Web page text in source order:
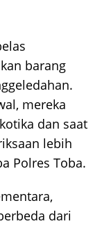
barang
mereka
dan saat
lebih
Polres Toba.
dari